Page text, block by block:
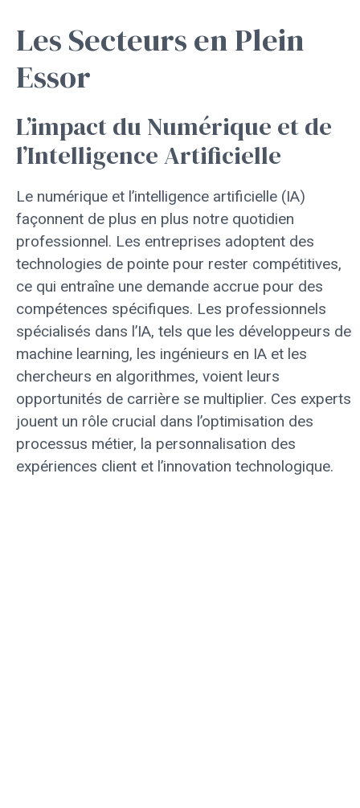
Les Secteurs en Plein
Essor
L’impact du Numérique et de
l’Intelligence Artificielle
Le numérique et l’intelligence artificielle (IA)
façonnent de plus en plus notre quotidien
professionnel. Les entreprises adoptent des
technologies de pointe pour rester compétitives,
ce qui entraîne une demande accrue pour des
compétences spécifiques. Les professionnels
spécialisés dans l’IA, tels que les développeurs de
machine learning, les ingénieurs en IA et les
chercheurs en algorithmes, voient leurs
opportunités de carrière se multiplier. Ces experts
jouent un rôle crucial dans l’optimisation des
processus métier, la personnalisation des
expériences client et l’innovation technologique.